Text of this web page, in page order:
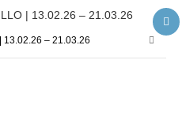
13.02.26 – 21.03.26